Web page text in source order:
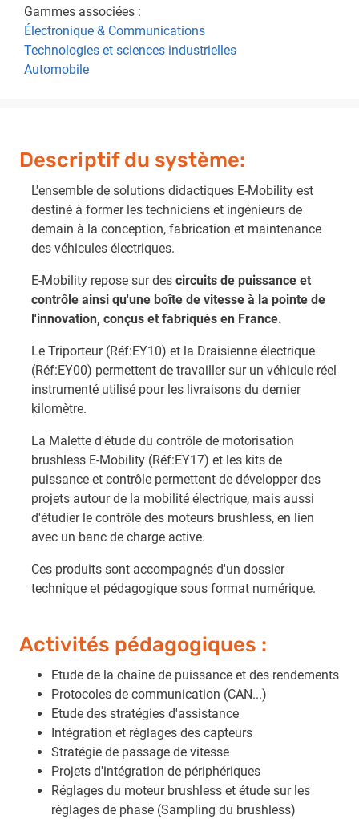
Gammes associées :
Électronique & Communications
Technologies et sciences industrielles
Automobile
Descriptif du système:
L'ensemble de solutions didactiques E-Mobility est
destiné à former les techniciens et ingénieurs de
demain à la conception, fabrication et maintenance
des véhicules électriques.
E-Mobility repose sur des circuits de puissance et
contrôle ainsi qu'une boîte de vitesse à la pointe de
l'innovation, conçus et fabriqués en France.
Le Triporteur (Réf:EY10) et la Draisienne électrique
(Réf:EY00) permettent de travailler sur un véhicule réel
instrumenté utilisé pour les livraisons du dernier
kilomètre.
La Malette d'étude du contrôle de motorisation
brushless E-Mobility (Réf:EY17) et les kits de
puissance et contrôle permettent de développer des
projets autour de la mobilité électrique, mais aussi
d'étudier le contrôle des moteurs brushless, en lien
avec un banc de charge active.
Ces produits sont accompagnés d'un dossier
technique et pédagogique sous format numérique.
Activités pédagogiques :
Etude de la chaîne de puissance et des rendements
Protocoles de communication (CAN...)
Etude des stratégies d'assistance
Intégration et réglages des capteurs
Stratégie de passage de vitesse
Projets d'intégration de périphériques
Réglages du moteur brushless et étude sur les
réglages de phase (Sampling du brushless)